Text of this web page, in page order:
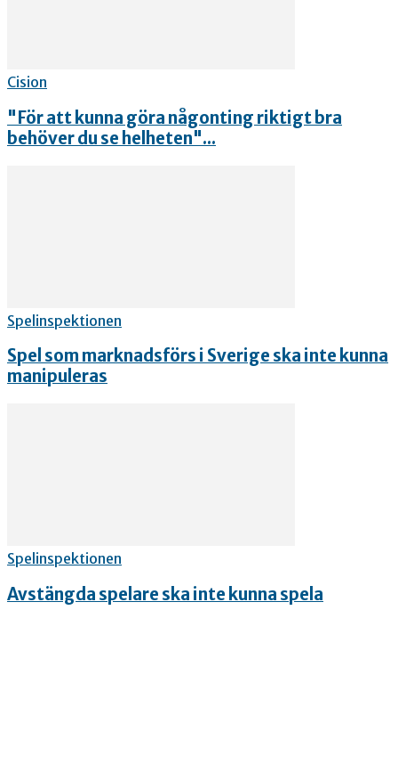
Cision
"För att kunna göra någonting riktigt bra
behöver du se helheten"...
Spelinspektionen
Spel som marknadsförs i Sverige ska inte kunna
manipuleras
Spelinspektionen
Avstängda spelare ska inte kunna spela